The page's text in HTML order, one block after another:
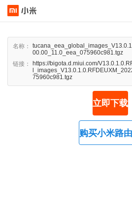
名称：
00.00_11.0_eea_075960c981.tgz
链接：
https://bigota.d.miui.com/
75960c981.tgz
立即下载
购买小米路